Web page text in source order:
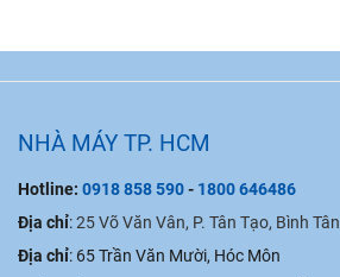
NHÀ MÁY TP. HCM
Hotline: 0918 858 590- 1800 646486
Địa chỉ:25 Võ Văn Vân, P. Tân Tạo, Bình Tân
Địa chỉ: 65 Trần Văn Mười, Hóc Môn